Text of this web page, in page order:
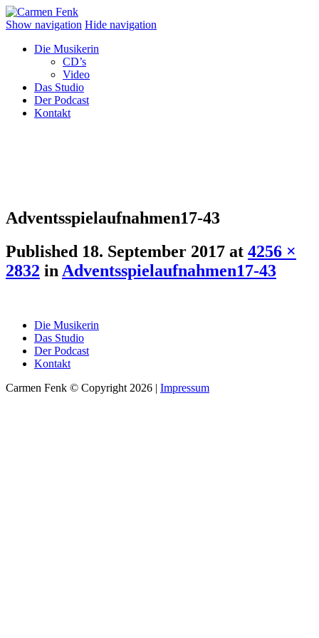
Show navigation Hide navigation
Die Musikerin
CD’s
Video
Das Studio
Der Podcast
Kontakt
Adventsspielaufnahmen17-43
Published 18. September 2017 at 4256 ×
2832 in Adventsspielaufnahmen17-43
Die Musikerin
Das Studio
Der Podcast
Kontakt
Carmen Fenk © Copyright 2026 | Impressum